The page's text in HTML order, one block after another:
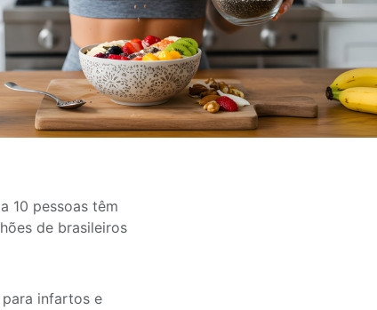
10 pessoas têm
de brasileiros
infartos e